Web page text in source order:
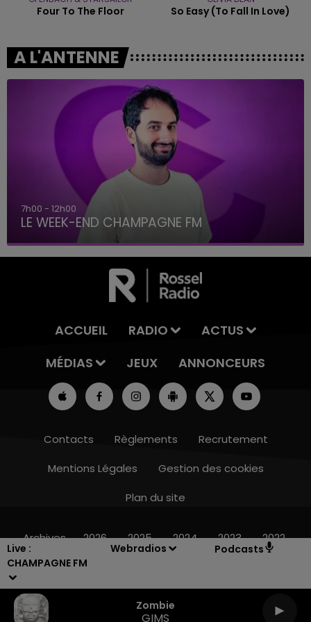
Live :
CHAMPAGNE FM
Webradios Podcasts
Zombie
GIMS
16h00 - 20h00
Four To The Floor So Easy (to Fall In Love)
A L'ANTENNE
7h00 - 12h00
LE WEEK-END CHAMPAGNE FM
ACCUEIL RADIO
ACTUS
MÉDIAS
JEUX ANNONCEURS
Contacts Règlements
Recrutement
Mentions Légales
Gestion des cookies
Plan du site
Archives 2026 2025 2024 2023 2022